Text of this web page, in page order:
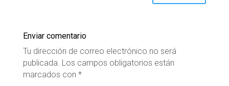
Enviar comentario
Tu dirección de correo electrónico no será
publicada. Los campos obligatorios están
marcados con *